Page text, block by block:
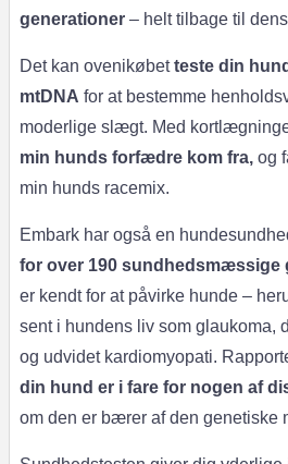
generationer – helt tilbage til
Det kan ovenikøbetteste din
mtDNA for at bestemme
moderlige slægt. Med
min hunds forfædre kom fra, og
min hunds racemix.
Embark har også en
for over 190 sundhedsmæssige
er kendt for at påvirke hunde –
sent i hundens liv som glaukoma,
og udvidet kardiomyopati.
din hund er i fare for nogen af
om den er bærer af den genetiske